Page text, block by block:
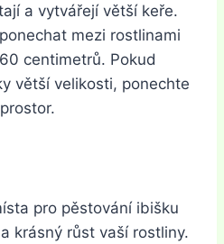
a vytvářejí větší keře.
mezi rostlinami
centimetrů. Pokud
větší velikosti, ponechte
pro pěstování ibišku
krásný růst vaší rostliny.